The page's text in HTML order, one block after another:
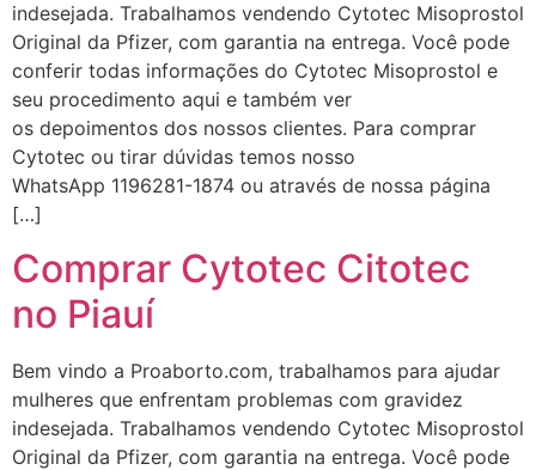
indesejada. Trabalhamos vendendo Cytotec Misoprostol
Original da Pfizer, com garantia na entrega. Você pode
conferir todas informações do Cytotec Misoprostol e
seu procedimento aqui e também ver
os depoimentos dos nossos clientes. Para comprar
Cytotec ou tirar dúvidas temos nosso
WhatsApp 1196281-1874 ou através de nossa página
[…]
Comprar Cytotec Citotec
no Piauí
Bem vindo a Proaborto.com, trabalhamos para ajudar
mulheres que enfrentam problemas com gravidez
indesejada. Trabalhamos vendendo Cytotec Misoprostol
Original da Pfizer, com garantia na entrega. Você pode